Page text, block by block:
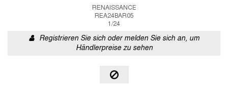
RENAISSANCE
REA24BAR05
1/24
Registrieren Sie sich oder melden Sie sich an, um
Händlerpreise zu sehen